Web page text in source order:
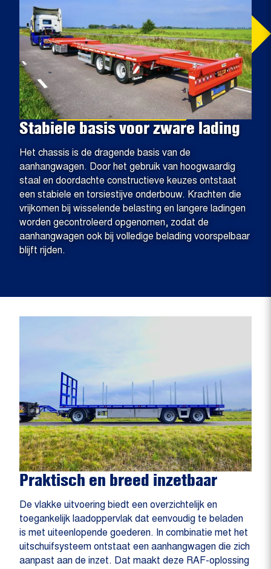
Stabiele basis voor zware lading
Het chassis is de dragende basis van de
aanhangwagen. Door het gebruik van hoogwaardig
staal en doordachte constructieve keuzes ontstaat
een stabiele en torsiestijve onderbouw. Krachten die
vrijkomen bij wisselende belasting en langere ladingen
worden gecontroleerd opgenomen, zodat de
aanhangwagen ook bij volledige belading voorspelbaar
blijft rijden.
Praktisch en breed inzetbaar
De vlakke uitvoering biedt een overzichtelijk en
toegankelijk laadoppervlak dat eenvoudig te beladen
is met uiteenlopende goederen. In combinatie met het
uitschuifsysteem ontstaat een aanhangwagen die zich
aanpast aan de inzet. Dat maakt deze RAF-oplossing